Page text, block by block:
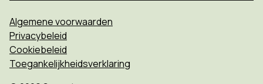
Algemene voorwaarden
Privacybeleid
Cookiebeleid
Toegankelijkheidsverklaring